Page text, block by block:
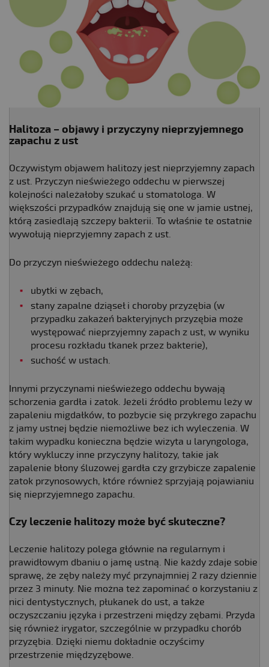
Halitoza – objawy i przyczyny nieprzyjemnego
zapachu z ust
Oczywistym objawem halitozy jest nieprzyjemny zapach
z ust. Przyczyn nieświeżego oddechu w pierwszej
kolejności należałoby szukać u stomatologa. W
większości przypadków znajdują się one w jamie ustnej,
którą zasiedlają szczepy bakterii. To właśnie te ostatnie
wywołują nieprzyjemny zapach z ust.
Do przyczyn nieświeżego oddechu należą:
ubytki w zębach,
stany zapalne dziąseł i choroby przyzębia (w
przypadku zakażeń bakteryjnych przyzębia może
występować nieprzyjemny zapach z ust, w wyniku
procesu rozkładu tkanek przez bakterie),
suchość w ustach.
Innymi przyczynami nieświeżego oddechu bywają
schorzenia gardła i zatok. Jeżeli źródło problemu leży w
zapaleniu migdałków, to pozbycie się przykrego zapachu
z jamy ustnej będzie niemożliwe bez ich wyleczenia. W
takim wypadku konieczna będzie wizyta u laryngologa,
który wykluczy inne przyczyny halitozy, takie jak
zapalenie błony śluzowej gardła czy grzybicze zapalenie
zatok przynosowych, które również sprzyjają pojawianiu
się nieprzyjemnego zapachu.
Czy leczenie halitozy może być skuteczne?
Leczenie halitozy polega głównie na regularnym i
prawidłowym dbaniu o jamę ustną. Nie każdy zdaje sobie
sprawę, że zęby należy myć przynajmniej 2 razy dziennie
przez 3 minuty. Nie można też zapominać o korzystaniu z
nici dentystycznych, płukanek do ust, a także
oczyszczaniu języka i przestrzeni między zębami. Przyda
się również irygator, szczególnie w przypadku chorób
przyzębia. Dzięki niemu dokładnie oczyścimy
przestrzenie międzyzębowe.